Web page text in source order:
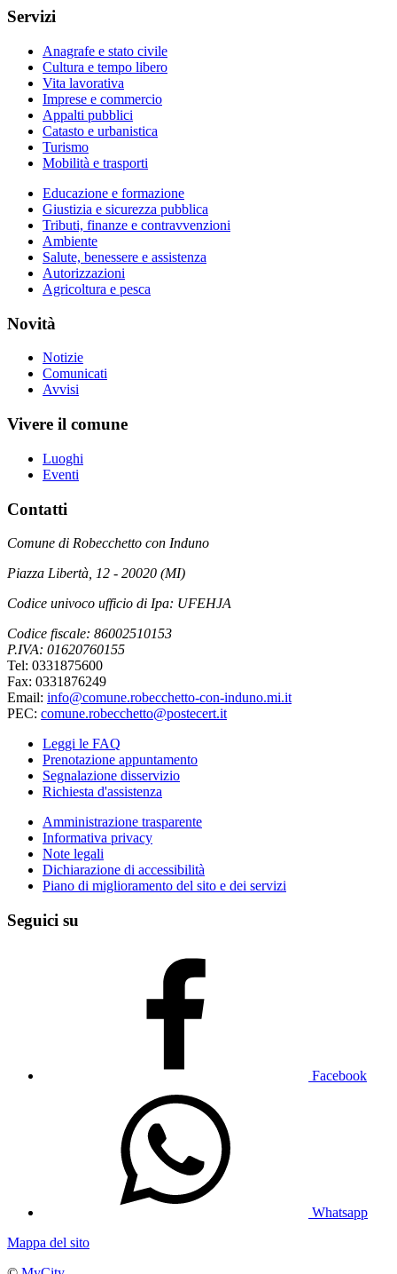
Servizi
Anagrafe e stato civile
Cultura e tempo libero
Vita lavorativa
Imprese e commercio
Appalti pubblici
Catasto e urbanistica
Turismo
Mobilità e trasporti
Educazione e formazione
Giustizia e sicurezza pubblica
Tributi, finanze e contravvenzioni
Ambiente
Salute, benessere e assistenza
Autorizzazioni
Agricoltura e pesca
Novità
Notizie
Comunicati
Avvisi
Vivere il comune
Luoghi
Eventi
Contatti
Comune di Robecchetto con Induno
Piazza Libertà, 12 - 20020 (MI)
Codice univoco ufficio di Ipa: UFEHJA
Codice fiscale: 86002510153
P.IVA: 01620760155
Tel: 0331875600
Fax: 0331876249
Email: info@comune.robecchetto-con-induno.mi.it
PEC: comune.robecchetto@postecert.it
Leggi le FAQ
Prenotazione appuntamento
Segnalazione disservizio
Richiesta d'assistenza
Amministrazione trasparente
Informativa privacy
Note legali
Dichiarazione di accessibilità
Piano di miglioramento del sito e dei servizi
Seguici su
Facebook
Whatsapp
Mappa del sito